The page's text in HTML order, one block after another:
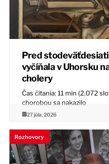
Pred
vyčíňala v Uhorsku
cholery
Čas čítania: 11 min (2,072
chorobou sa nakazilo
27 júla, 2026
Rozhovory